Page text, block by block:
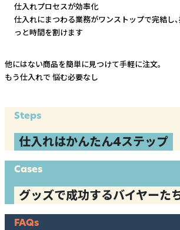
仕入れプロセスが効率化
仕入れにまつわる業務がワンストップで完結し、
っと時間を割けます
他にはない商品を簡単に見つけて手軽に注文。
もう仕入れで 悩む必要なし
Steps
仕入れはかんたん4ステップ
Cases
グッズで成功するバイヤーた
FAQs